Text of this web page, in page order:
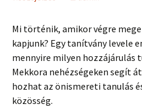
Mi történik, amikor végre
kapjunk? Egy tanítvány levele
mennyire milyen hozzájárulás
Mekkora nehézségeken segít
hozhat az önismereti tanulás
közösség.